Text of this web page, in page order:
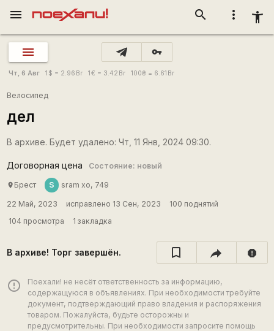
more_vert accessibility_new
search
menu
vpn_key
Чт, 6 Авг 1 $ = 2.96 Br 1€ = 3.42 Br 100₴ = 6.61 Br
Велосипед
дел
В архиве. Будет удалено: Чт, 11 Янв, 2024 09:30.
Договорная цена Состояние: новый
place Брест S sram xo, 749
22 Май, 2023 исправлено 13 Сен, 2023
100 поднятий
104 просмотра
1 закладка
В архиве! Торг завершён. report
error_outline
Поехали! не несёт ответственность за информацию,
содержащуюся в объявлениях. При необходимости требуйте
документ, подтверждающий право владения и распоряжения
товаром. Пожалуйста, будьте осторожны и
предусмотрительны. При необходимости запросите помощь